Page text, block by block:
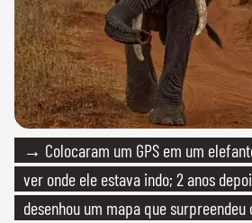
→ Colocaram um GPS em um
ver onde ele estava indo; 2 anos
desenhou um mapa que surpreendeu